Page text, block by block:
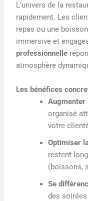
L’univers de la
rapidement. Les
repas ou une
immersive et
professionnelle
atmosphère
Les bénéfices
Augmenter
organisé
votre
Optimiser
restent
(boissons,
Se
des